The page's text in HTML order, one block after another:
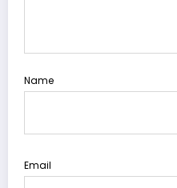
Name
Email